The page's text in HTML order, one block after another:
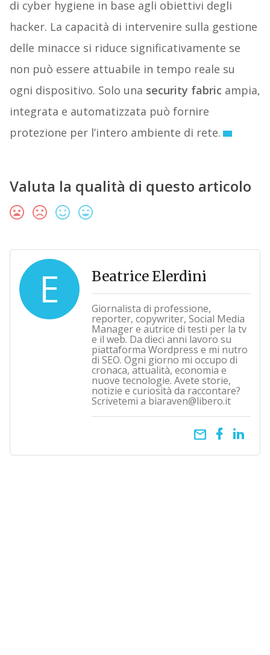
di cyber hygiene in base agli obiettivi degli
hacker. La capacità di intervenire sulla gestione
delle minacce si riduce significativamente se
non può essere attuabile in tempo reale su
ogni dispositivo. Solo una security fabric ampia,
integrata e automatizzata può fornire
protezione per l’intero ambiente di rete.
Valuta la qualità di questo articolo
E Beatrice Elerdini
Giornalista di professione,
reporter, copywriter, Social Media
Manager e autrice di testi per la tv
e il web. Da dieci anni lavoro su
piattaforma Wordpress e mi nutro
di SEO. Ogni giorno mi occupo di
cronaca, attualità, economia e
nuove tecnologie. Avete storie,
notizie e curiosità da raccontare?
Scrivetemi a biaraven@libero.it
email